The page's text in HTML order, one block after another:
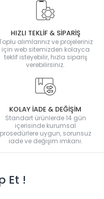
HIZLI TEKLİF & SİPARİŞ
alımlarınız ve projeleriniz
için web sitemizden kolayca
teklif isteyebilir, hızla sipariş
verebilirsiniz.
KOLAY İADE & DEĞİŞİM
Standart ürünlerde 14 gün
içerisinde kurumsal
prosedürlere uygun, sorunsuz
iade ve değişim imkanı.
Et !